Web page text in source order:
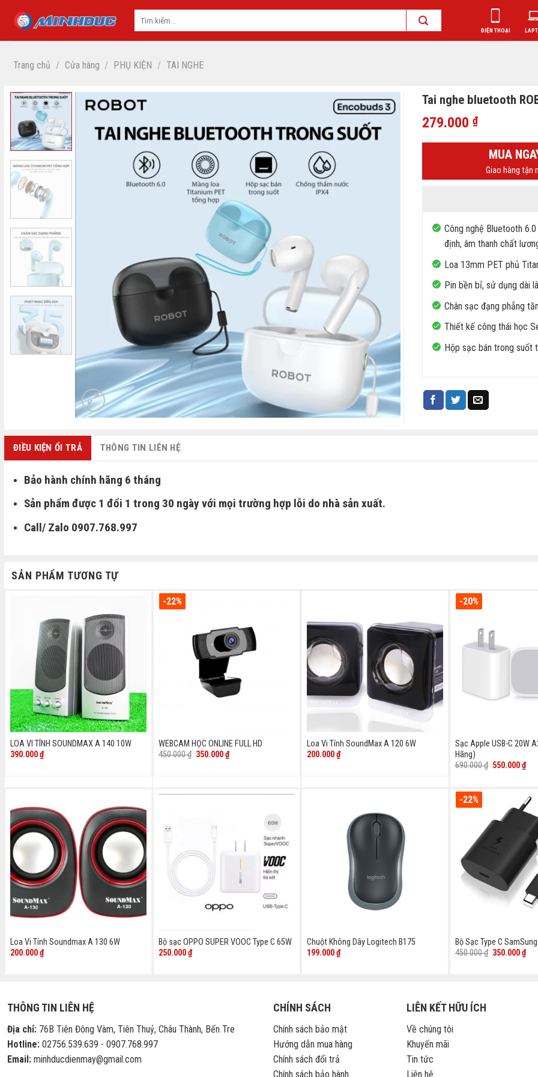
ĐIỆN THOẠI
Trang chủ / Cửa hàng / PHỤ KIỆN / TAI NGHE
Tai nghe bluetooth
279.000 ₫
MUA
Giao hàng tận
Công nghệ Bluetooth
định, âm thanh chất
Loa 13mm PET phủ
Pin bền bỉ, sử dụng dài
Chân sạc đạng phẳng
Thiết kế công thái học
Hộp sạc bán trong suốt
ĐIỀU KIỆN ỔI TRẢ THÔNG TIN LIÊN HỆ
Bảo hành chính hãng 6 tháng
Sản phẩm được 1 đổi 1 trong 30 ngày với mọi trường hợp lỗi do nhà sản xuất.
Call/ Zalo 0907.768.997
SẢN PHẨM TƯƠNG TỰ
LOA VI TÍNH SOUNDMAX A 140 10W
390.000₫
-22%
WEBCAM HỌC ONLINE FULL HD
450.000₫ Giá
350.000₫Giá
hiện
Loa Vi Tính SoundMax A 120 6W
200.000₫
-20%
Sạc Apple USB-C 20W
Hãng)
690.000₫ Giá
550.000₫Giá
hiện
Loa Vi Tính Soundmax A 130 6W
200.000₫
Bộ sạc OPPO SUPER VOOC Type C 65W
250.000₫
Chuột Không Dây Logitech B175
199.000₫
-22%
Bộ Sạc Type C
450.000₫ Giá
350.000₫Giá
hiện
THÔNG TIN LIÊN HỆ
Địa chỉ: 76B Tiên Đông Vàm, Tiên Thuỷ, Châu Thành, Bến Tre
Hotline: 02756.539.639 - 0907.768.997
Email: minhducdienmay@gmail.com
CHÍNH SÁCH
Chính sách bảo mật
Hướng dẫn mua hàng
Chính sách đổi trả
Chính sách bảo hành
LIÊN KẾT HỮU ÍCH
Về chúng tôi
Khuyến mãi
Tin tức
Liên hệ